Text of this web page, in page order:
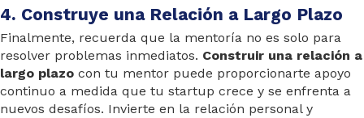
4. Construye una Relación a Largo Plazo
Finalmente, recuerda que la mentoría no es solo para
resolver problemas inmediatos. Construir una relación a
largo plazo con tu mentor puede proporcionarte apoyo
continuo a medida que tu startup crece y se enfrenta a
nuevos desafíos. Invierte en la relación personal y